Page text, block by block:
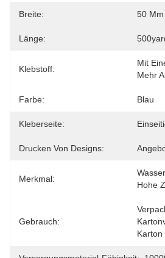
Breite: 50 Mm
Länge:
Klebstoff:
Mit
Mehr
Farbe: Blau
Kleberseite:
Drucken Von Designs:
Merkmal:
Hohe
Gebrauch:
Karton